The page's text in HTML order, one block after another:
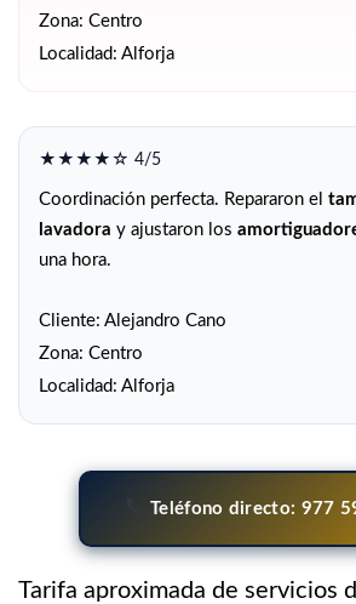
Zona: Centro
Localidad: Alforja
★★★★☆ 4/5
Coordinación perfecta. Repararon el
lavadora y ajustaron los
una hora.
Cliente: Alejandro Cano
Zona: Centro
Localidad: Alforja
Teléfono directo: 977
Tarifa aproximada de servicios